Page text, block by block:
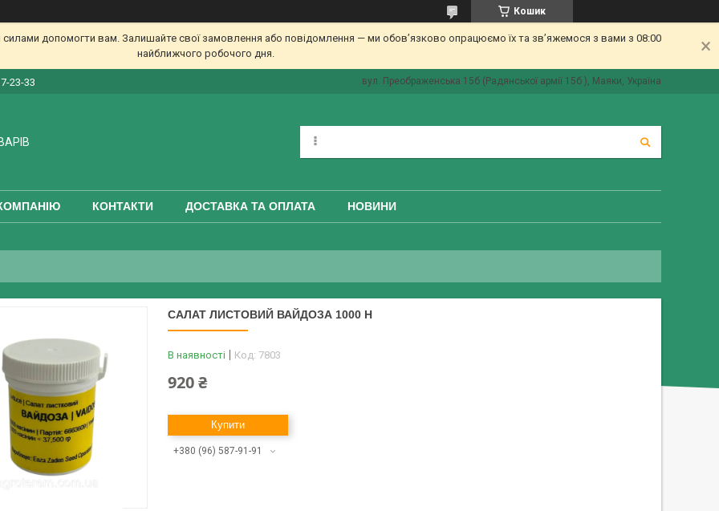
Кошик
допомогти вам. Залишайте свої замовлення або повідомлення — ми обов’язково опрацюємо їх та зв’яжемося з вами з 08:00
найближчого робочого дня.
23-33 вул. Преображенська 15б (Радянської армії 15б ), Маяки, Україна
КОНТАКТИ ДОСТАВКА ТА ОПЛАТА НОВИНИ
САЛАТ ЛИСТОВИЙ ВАЙДОЗА 1000 Н
В наявності Код: 7803
920 ₴
Купити
+380 (96) 587-91-91